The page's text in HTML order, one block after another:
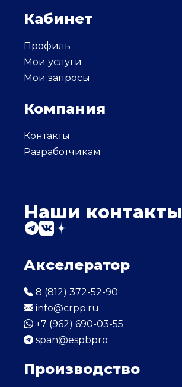
Кабинет
Профиль
Мои услуги
Мои запросы
Компания
Контакты
Разработчикам
Наши контакты
Акселератор
8 (812) 372-52-90
info@crpp.ru
+7 (962) 690-03-55
span@espbpro
Производство